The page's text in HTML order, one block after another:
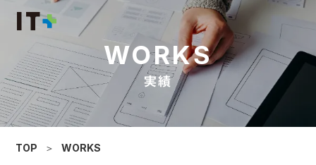
WORKS
実績
TOP ＞ WORKS